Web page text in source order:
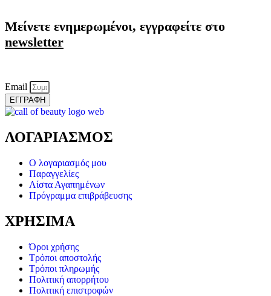
Μείνετε ενημερωμένοι, εγγραφείτε στο
newsletter
Email
ΕΓΓΡΑΦΗ
ΛΟΓΑΡΙΑΣΜΟΣ
Ο λογαριασμός μου
Παραγγελίες
Λίστα Αγαπημένων
Πρόγραμμα επιβράβευσης
ΧΡΗΣΙΜΑ
Όροι χρήσης
Τρόποι αποστολής
Τρόποι πληρωμής
Πολιτική απορρήτου
Πολιτική επιστροφών